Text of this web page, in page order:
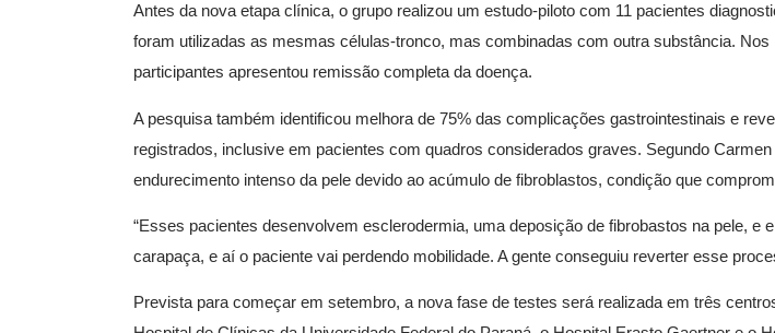
Antes da nova etapa clínica, o grupo realizou um estudo-piloto com 11 pacientes
foram utilizadas as mesmas células-tronco, mas combinadas com outra substância.
participantes apresentou remissão completa da doença.
A pesquisa também identificou melhora de 75% das complicações gastrointestinais e
registrados, inclusive em pacientes com quadros considerados graves. Segundo
endurecimento intenso da pele devido ao acúmulo de fibroblastos, condição que
“Esses pacientes desenvolvem esclerodermia, uma deposição de fibrobastos na pele, e
carapaça, e aí o paciente vai perdendo mobilidade. A gente conseguiu reverter esse
Prevista para começar em setembro, a nova fase de testes será realizada em três